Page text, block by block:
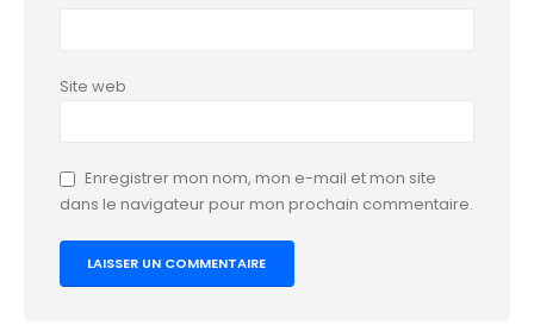
Site web
Enregistrer mon nom, mon e-mail et mon site
dans le navigateur pour mon prochain commentaire.